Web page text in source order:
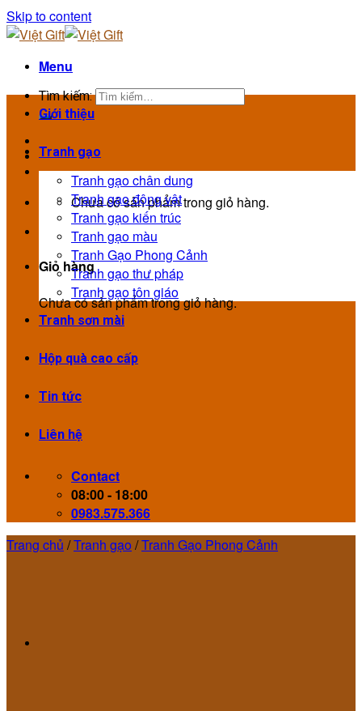
Skip to content
Menu
Tìm kiếm:
Chưa có sản phẩm trong giỏ hàng.
Giỏ hàng
Chưa có sản phẩm trong giỏ hàng.
Giới thiệu
Tranh gạo
Tranh gạo chân dung
Tranh gạo động vật
Tranh gạo kiến trúc
Tranh gạo màu
Tranh Gạo Phong Cảnh
Tranh gạo thư pháp
Tranh gạo tôn giáo
Tranh sơn mài
Hộp quà cao cấp
Tin tức
Liên hệ
Contact
08:00 - 18:00
0983.575.366
Trang chủ /Tranh gạo/Tranh Gạo Phong Cảnh